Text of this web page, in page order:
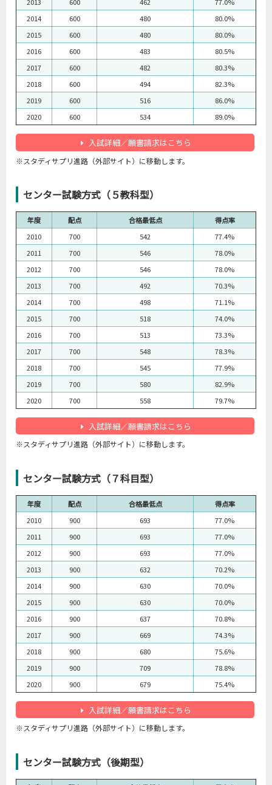
2014
600 480
80.0%
2015
600 480
80.0%
2016
600 483
80.5%
2017
600 482
80.3%
2018
600 494
82.3%
2019
600 516
86.0%
2020
600 534 89.0%
入試詳細／願書請求はこちら
※スタディサプリ進路（外部サイト）に移動します。
センター試験方式（５教科型）
年度 配点 合格最低点
得点率
2010
700 542
77.4%
2011
700 546
78.0%
2012
700 546
78.0%
2013
700 492
70.3%
2014
700 498
71.1%
2015
700 518
74.0%
2016
700 513
73.3%
2017
700 548
78.3%
2018
700 545
77.9%
2019
700 580
82.9%
2020
700 558 79.7%
入試詳細／願書請求はこちら
※スタディサプリ進路（外部サイト）に移動します。
センター試験方式（７科目型）
年度 配点 合格最低点
得点率
2010
900 693
77.0%
2011
900 693
77.0%
2012
900 693
77.0%
2013
900 632
70.2%
2014
900 630
70.0%
2015
900 630
70.0%
2016
900 637
70.8%
2017
900 669
74.3%
2018
900 680
75.6%
2019
900 709
78.8%
2020
900 679 75.4%
入試詳細／願書請求はこちら
※スタディサプリ進路（外部サイト）に移動します。
センター試験方式（後期型）